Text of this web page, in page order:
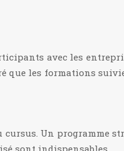
avec les
les formations
Un programme
sont indispensables.